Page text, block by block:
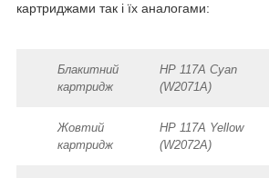
картриджами так і їх аналогами:
Блакитний
картридж
HP 117A Cyan
(W2071A)
Жовтий
картридж
HP 117A Yellow
(W2072A)